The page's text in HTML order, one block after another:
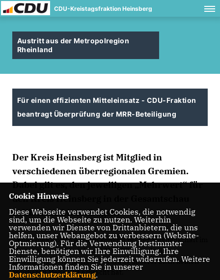
CDU-Kreistagsfraktion Heinsberg
Austritt aus der Metropolregion
Rheinland
Für einen effizienten Mitteleinsatz - CDU-Fraktion
beantragt Überprüfung der MRR-Beteiligung
Der Kreis Heinsberg ist Mitglied in
verschiedenen überregionalen Gremien.
Dabei gilt es, den jeweiligen „Mehrwert“ für
den Kreis Heinsberg in der Gesamtschau
kritisch zu hinterfragen.
Genau dies wollen wir nun konkret bei der Mitgliedschaft im
Metropolregion Rheinland e.V. (MRR) tun, da diese
Beteiligung in der jetzigen Form aus unserer Sicht keinen
spürbaren Mehrwert erbracht hat.
Cookie Hinweis
Diese Webseite verwendet Cookies, die notwendig
sind, um die Webseite zu nutzen. Weiterhin
verwenden wir Dienste von Drittanbietern, die uns
helfen, unser Webangebot zu verbessern (Website-
Optmierung). Für die Verwendung bestimmter
Dienste, benötigen wir Ihre Einwilligung. Ihre
Einwilligung können Sie jederzeit widerrufen. Weitere
Informationen finden Sie in unserer
Datenschutzerklärung.